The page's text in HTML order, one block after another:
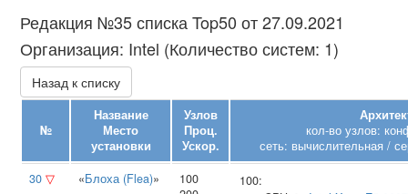
Редакция №35 списка Top50 от 27.09.2021
Организация: Intel (Количество систем: 1)
Назад к списку
№
Название
Место
установки
Узлов
Проц.
Ускор.
кол-во узлов:
сеть: вычислительная /
30 ▽ «Блоха (Flea)»
100
100: